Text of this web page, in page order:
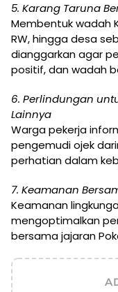
5. Karang Taruna
Membentuk wadah
RW, hingga desa
dianggarkan agar
positif, dan wadah
6. Perlindungan
Lainnya
Warga pekerja
pengemudi ojek
perhatian dalam
7. Keamanan
Keamanan
mengoptimalkan
bersama jajaran